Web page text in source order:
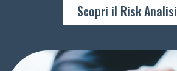
Scopri il Risk Analisi